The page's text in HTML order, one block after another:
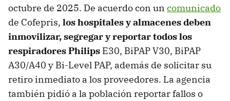
octubre de 2025. De acuerdo con un comunicado
de Cofepris, los hospitales y almacenes deben
inmovilizar, segregar y reportar todos los
respiradores Philips E30, BiPAP V30, BiPAP
A30/A40 y Bi-Level PAP, además de solicitar su
retiro inmediato a los proveedores. La agencia
también pidió a la población reportar fallos o